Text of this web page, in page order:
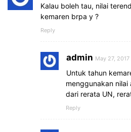
Kalau boleh tau, nilai
kemaren brpa y ?
Reply
admin May 27, 2017
Untuk tahun
menggunakan
dari rerata UN,
Reply